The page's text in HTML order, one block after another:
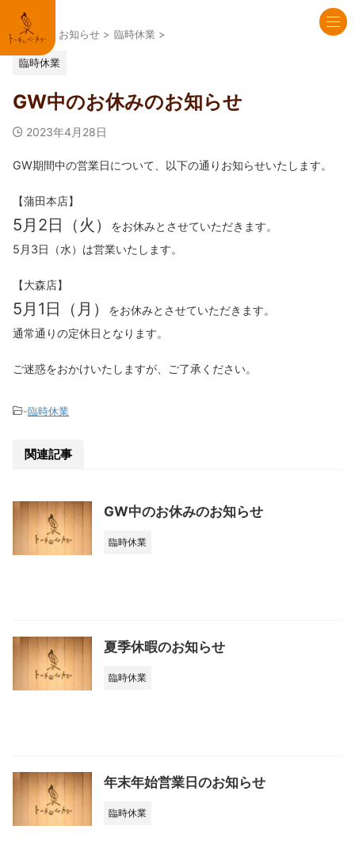
HOME お知らせ > 臨時休業 >
臨時休業
GW中のお休みのお知らせ
2023年4月28日
GW期間中の営業日について、以下の通りお知らせいたします。
【蒲田本店】
5月2日（火）
をお休みとさせていただきます。
5月3日（水）は営業いたします。
【大森店】
5月1日（月）
をお休みとさせていただきます。
通常通りの定休日となります。
ご迷惑をおかけいたしますが、ご了承ください。
-臨時休業
関連記事
GW中のお休みのお知らせ
臨時休業
夏季休暇のお知らせ
臨時休業
年末年始営業日のお知らせ
臨時休業